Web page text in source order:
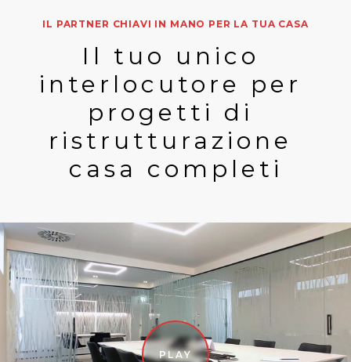
IL PARTNER CHIAVI IN MANO PER LA TUA CASA
Il tuo unico
interlocutore per
progetti di
ristrutturazione
casa completi
PLAY